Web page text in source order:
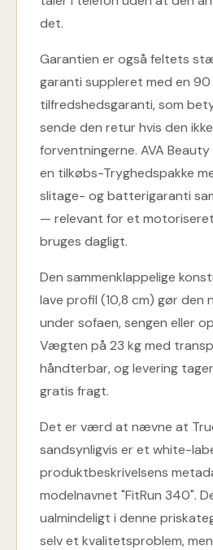
det.
Garantien er også feltets
garanti suppleret med en 90
tilfredshedsgaranti, som
sende den retur hvis den
forventningerne. AVA
en tilkøbs-Tryghedspakke
slitage- og batterigaranti
— relevant for et
bruges dagligt.
Den sammenklappelige
lave profil (10,8 cm) gør den
under sofaen, sengen eller
Vægten på 23 kg med
håndterbar, og levering
gratis fragt.
Det er værd at nævne at
sandsynligvis er et white-
produktbeskrivelsens
modelnavnet "FitRun 340".
ualmindeligt i denne
selv et kvalitetsproblem,